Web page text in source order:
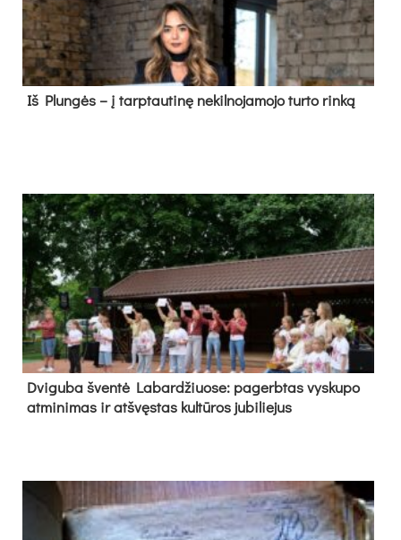
Iš Plungės – į tarptautinę nekilnojamojo turto rinką
Dvi­gu­ba šven­tė La­bar­džiuo­se: pa­gerb­tas vys­ku­po
at­mi­ni­mas ir at­švęs­tas kul­tū­ros ju­bi­lie­jus